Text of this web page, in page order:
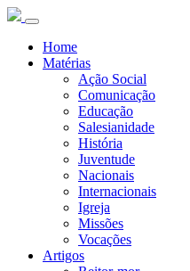
Home
Matérias
Ação Social
Comunicação
Educação
Salesianidade
História
Juventude
Nacionais
Internacionais
Igreja
Missões
Vocações
Artigos